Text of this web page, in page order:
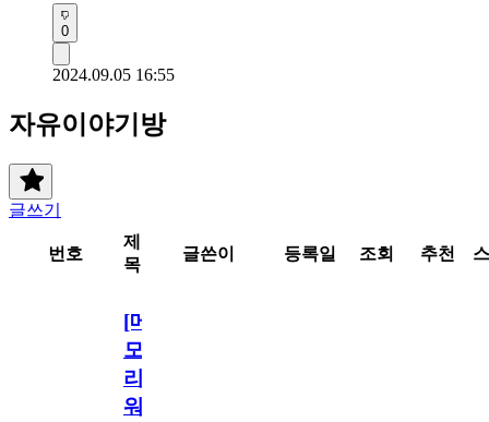
0
2024.09.05 16:55
자유이야기방
글쓰기
번호
제
목
글쓴이 등록일 조회 추천
[메
모
리
워